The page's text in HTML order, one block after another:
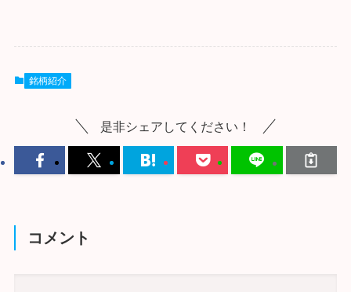
銘柄紹介
是非シェアしてください！
コメント